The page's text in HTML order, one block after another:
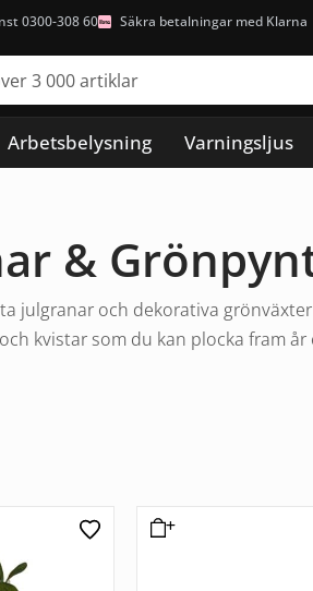
0300-308 60 Säkra betalningar med Klarna
Arbetsbelysning Varningsljus
&
julgranar och dekorativa
kvistar som du kan plocka fram år